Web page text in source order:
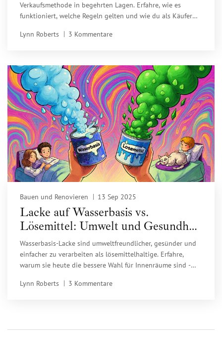
Verkaufsmethode in begehrten Lagen. Erfahre, wie es
funktioniert, welche Regeln gelten und wie du als Käufer
Lynn Roberts
3 Kommentare
Bauen und Renovieren 13 Sep 2025
Lacke auf Wasserbasis vs.
Lösemittel: Umwelt und Gesundheit
im Vergleich
Wasserbasis-Lacke sind umweltfreundlicher, gesünder und
einfacher zu verarbeiten als lösemittelhaltige. Erfahre,
warum sie heute die bessere Wahl für Innenräume sind -
Lynn Roberts
3 Kommentare